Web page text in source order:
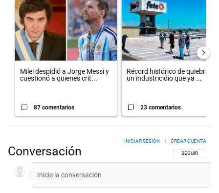
Milei despidió a Jorge Messi y
cuestionó a quienes crit...
87 comentarios
Récord histórico de quiebras y
un industricidio que ya ...
23 comentarios
Conversación SIGA ESTA
SEGUIR
INICIAR SESIÓN CREAR CUENTA